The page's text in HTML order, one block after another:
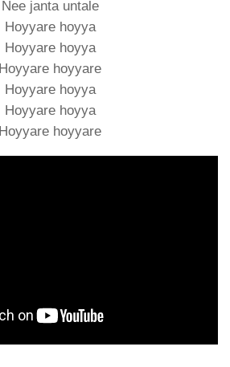
Nee janta untale
Hoyyare hoyya
Hoyyare hoyya
Hoyyare hoyyare
Hoyyare hoyya
Hoyyare hoyya
Hoyyare hoyyare